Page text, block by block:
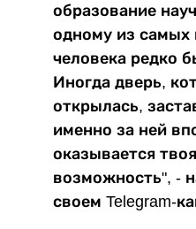
образование
одному из самых
человека редко
Иногда дверь,
открылась,
именно за ней
оказывается
возможность", -
своем Telegram-